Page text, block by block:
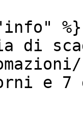
%}
di
e